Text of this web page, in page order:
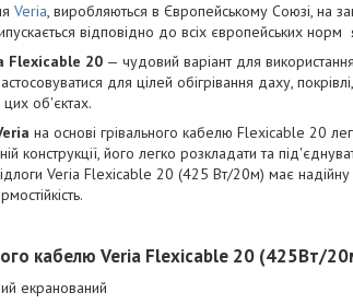
Veria, виробляються в Європейському Союзі, на
відповідно до всіх європейських норм
Flexicable 20 — чудовий варіант для
для цілей обігрівання даху,
об'єктах.
на основі грівального кабелю Flexicable 20
конструкції, його легко розкладати та
Veria Flexicable 20 (425 Вт/20м) має надійну
кабелю Veria Flexicable 20 (425Вт/
екранований